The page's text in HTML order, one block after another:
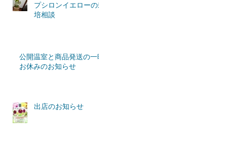
プシロンイエローの栽
培相談
公開温室と商品発送の一時
お休みのお知らせ
出店のお知らせ